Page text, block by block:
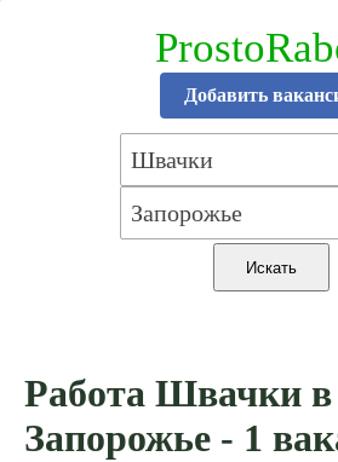
Добавить
Работа Швачки в
Запорожье - 1